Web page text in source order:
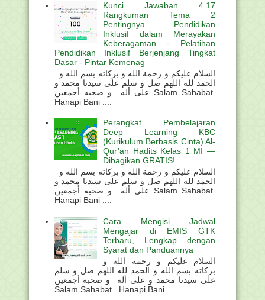
Kunci Jawaban 4.17
Rangkuman Tema 2
Pentingnya Pendidikan
Inklusif dalam Merayakan
Keberagaman - Pelatihan
Pendidikan Inklusif Berjenjang Tingkat
Dasar - Pintar Kemenag
الحمد لله اللهم صل و سلم على سيدنا محمد و
على أله و صحبه أجمعين Salam Sahabat
Hanapi Bani ....
Perangkat Pembelajaran
Deep Learning KBC
(Kurikulum Berbasis Cinta) Al-
Qur’an Hadits Kelas 1 MI —
Dibagikan GRATIS!
الحمد لله اللهم صل و سلم على سيدنا محمد و
على أله و صحبه أجمعين Salam Sahabat
Hanapi Bani ....
Cara Mengisi Jadwal
Mengajar di EMIS GTK
Terbaru, Lengkap dengan
Syarat dan Panduannya
السلام عليكم و رحمة الله و
بركاته بسم الله و الحمد لله اللهم صل و سلم
على سيدنا محمد و على أله و صحبه أجمعين
Salam Sahabat Hanapi Bani . ...